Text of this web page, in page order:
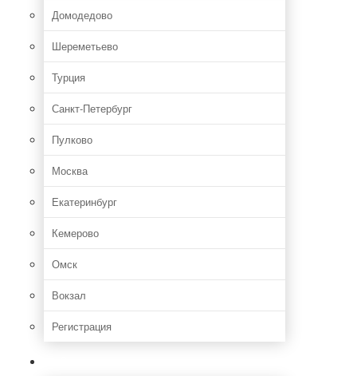
Домодедово
Шереметьево
Турция
Санкт-Петербург
Пулково
Москва
Екатеринбург
Кемерово
Омск
Вокзал
Регистрация